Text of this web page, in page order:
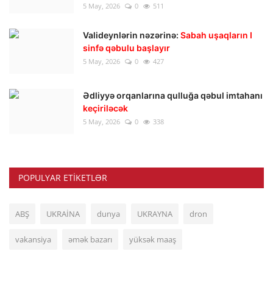
5 May, 2026 0 511
Valideynlərin nəzərinə: Sabah uşaqların I
sinfə qəbulu başlayır
5 May, 2026 0 427
Ədliyyə orqanlarına qulluğa qəbul imtahanı
keçiriləcək
5 May, 2026 0 338
POPULYAR ETIKETLƏR
ABŞ UKRAİNA dunya UKRAYNA dron
vakansiya əmək bazarı yüksək maaş